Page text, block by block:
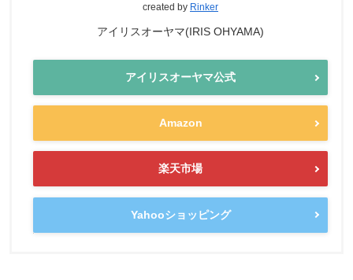
created by Rinker
アイリスオーヤマ(IRIS OHYAMA)
アイリスオーヤマ公式
Amazon
楽天市場
Yahooショッピング